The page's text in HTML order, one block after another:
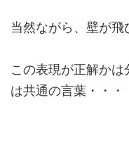
当然ながら、壁が飛
この表現が正解か
は共通の言葉・・・